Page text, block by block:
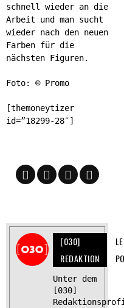
schnell wieder an die
Arbeit und man sucht
wieder nach den neuen
Farben für die
nächsten Figuren.
Foto: © Promo
[themoneytizer
id=”18299-28″]
[030]
REDAKTION
Unter dem
[030]